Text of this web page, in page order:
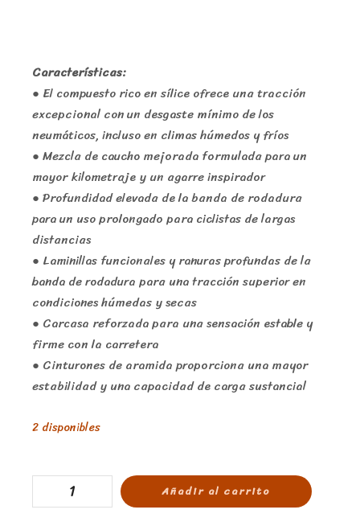
Características:
● El compuesto rico en sílice ofrece una tracción
excepcional con un desgaste mínimo de los
neumáticos, incluso en climas húmedos y fríos
● Mezcla de caucho mejorada formulada para un
mayor kilometraje y un agarre inspirador
● Profundidad elevada de la banda de rodadura
para un uso prolongado para ciclistas de largas
distancias
● Laminillas funcionales y ranuras profundas de la
banda de rodadura para una tracción superior en
condiciones húmedas y secas
● Carcasa reforzada para una sensación estable y
firme con la carretera
● Cinturones de aramida proporciona una mayor
estabilidad y una capacidad de carga sustancial
2 disponibles
Añadir al carrito